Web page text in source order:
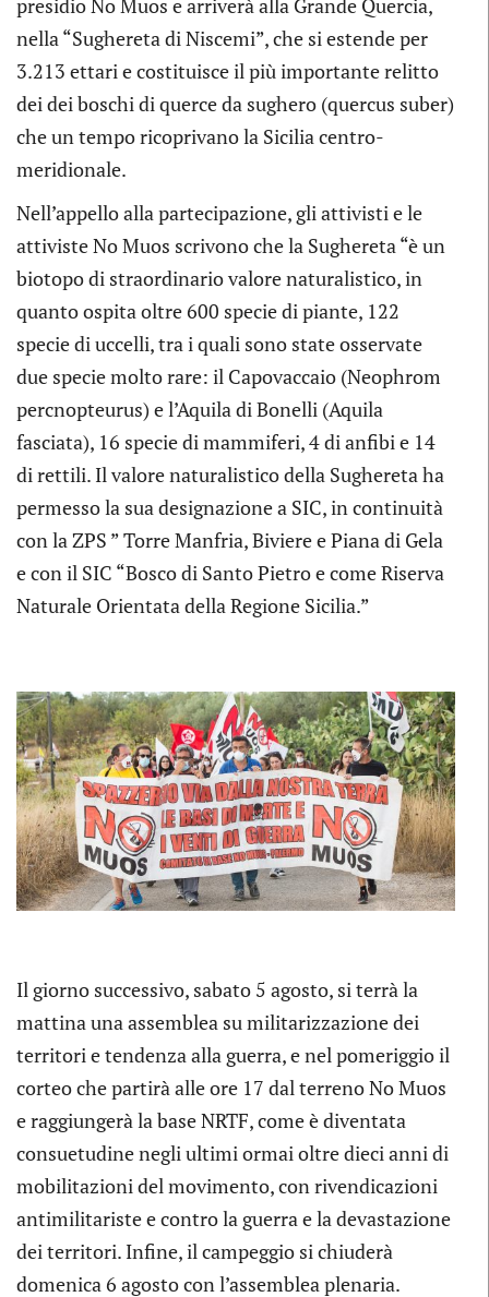
presidio No Muos e arriverà alla Grande Quercia,
nella “Sughereta di Niscemi”, che si estende per
3.213 ettari e costituisce il più importante relitto
dei dei boschi di querce da sughero (quercus suber)
che un tempo ricoprivano la Sicilia centro-
meridionale.
Nell’appello alla partecipazione, gli attivisti e le
attiviste No Muos scrivono che la Sughereta “è un
biotopo di straordinario valore naturalistico, in
quanto ospita oltre 600 specie di piante, 122
specie di uccelli, tra i quali sono state osservate
due specie molto rare: il Capovaccaio (Neophrom
percnopteurus) e l’Aquila di Bonelli (Aquila
fasciata), 16 specie di mammiferi, 4 di anfibi e 14
di rettili. Il valore naturalistico della Sughereta ha
permesso la sua designazione a SIC, in continuità
con la ZPS ” Torre Manfria, Biviere e Piana di Gela
e con il SIC “Bosco di Santo Pietro e come Riserva
Naturale Orientata della Regione Sicilia.”
Il giorno successivo, sabato 5 agosto, si terrà la
mattina una assemblea su militarizzazione dei
territori e tendenza alla guerra, e nel pomeriggio il
corteo che partirà alle ore 17 dal terreno No Muos
e raggiungerà la base NRTF, come è diventata
consuetudine negli ultimi ormai oltre dieci anni di
mobilitazioni del movimento, con rivendicazioni
antimilitariste e contro la guerra e la devastazione
dei territori. Infine, il campeggio si chiuderà
domenica 6 agosto con l’assemblea plenaria.